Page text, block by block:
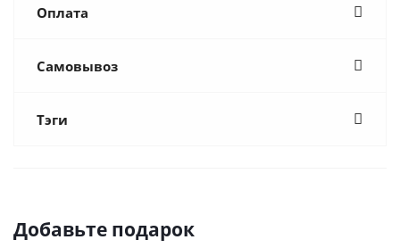
Оплата
Самовывоз
Тэги
Добавьте подарок